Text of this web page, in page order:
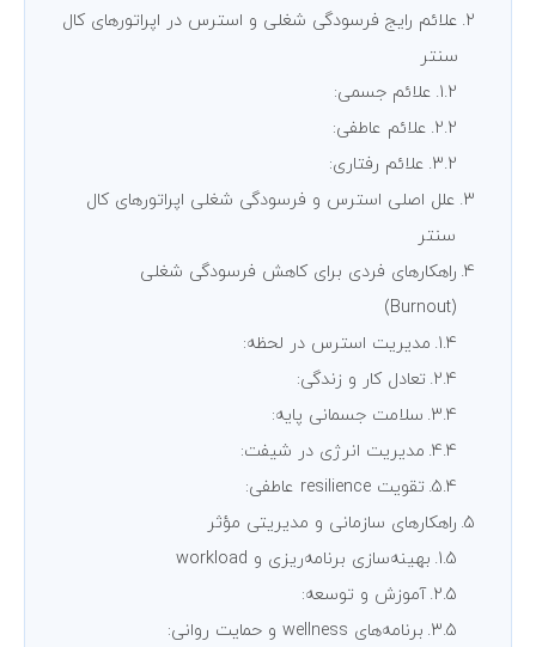
علائم رایج فرسودگی شغلی و استرس در اپراتورهای کال
سنتر
علائم جسمی:
علائم عاطفی:
علائم رفتاری:
علل اصلی استرس و فرسودگی شغلی اپراتورهای کال
سنتر
راهکارهای فردی برای کاهش فرسودگی شغلی
(Burnout)
مدیریت استرس در لحظه:
تعادل کار و زندگی:
سلامت جسمانی پایه:
مدیریت انرژی در شیفت:
تقویت resilience عاطفی:
راهکارهای سازمانی و مدیریتی مؤثر
بهینه‌سازی برنامه‌ریزی و workload
آموزش و توسعه:
برنامه‌های wellness و حمایت روانی: